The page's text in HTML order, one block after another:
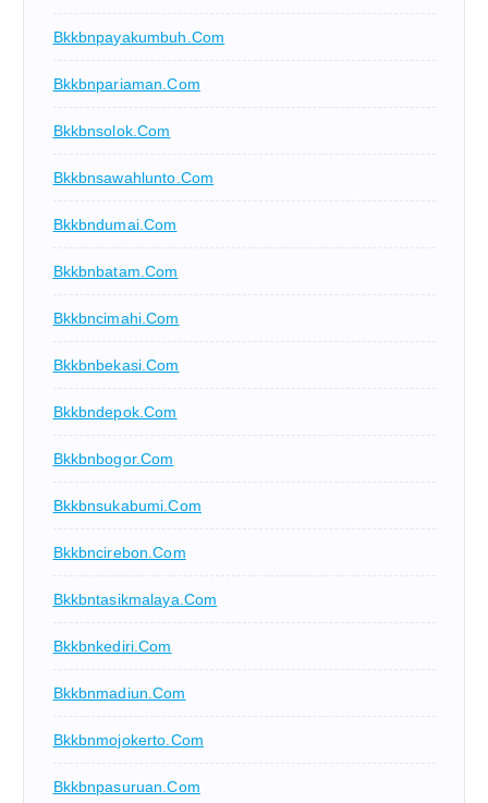
Bkkbnpayakumbuh.com
Bkkbnpariaman.com
Bkkbnsolok.com
Bkkbnsawahlunto.com
Bkkbndumai.com
Bkkbnbatam.com
Bkkbncimahi.com
Bkkbnbekasi.com
Bkkbndepok.com
Bkkbnbogor.com
Bkkbnsukabumi.com
Bkkbncirebon.com
Bkkbntasikmalaya.com
Bkkbnkediri.com
Bkkbnmadiun.com
Bkkbnmojokerto.com
Bkkbnpasuruan.com